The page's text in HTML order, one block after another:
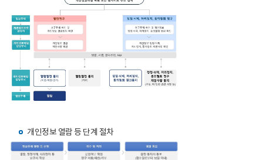
개인정보 열람 등 단계 절차